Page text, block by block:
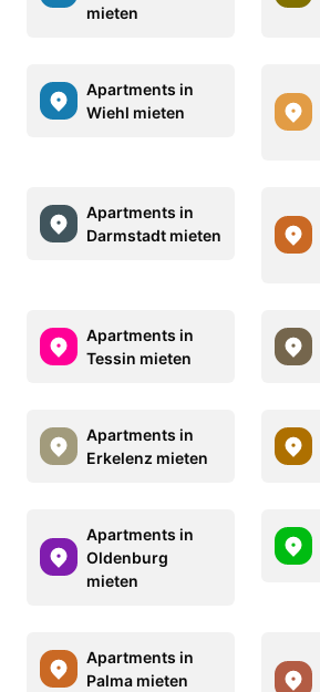
mieten
Apartments in
Wiehl mieten
Apartments in
Darmstadt mieten
Apartments in
Tessin mieten
Apartments in
Erkelenz mieten
Apartments in
Oldenburg
mieten
Apartments in
Palma mieten